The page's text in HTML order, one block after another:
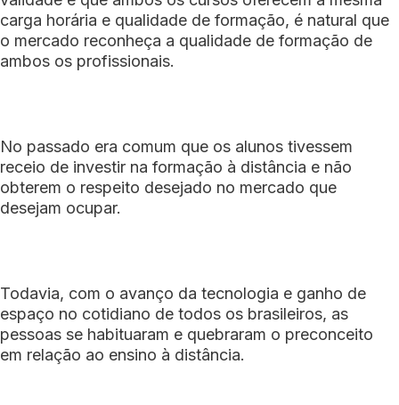
carga horária e qualidade de formação, é natural que
o mercado reconheça a qualidade de formação de
ambos os profissionais.
No passado era comum que os alunos tivessem
receio de investir na formação à distância e não
obterem o respeito desejado no mercado que
desejam ocupar.
Todavia, com o avanço da tecnologia e ganho de
espaço no cotidiano de todos os brasileiros, as
pessoas se habituaram e quebraram o preconceito
em relação ao ensino à distância.